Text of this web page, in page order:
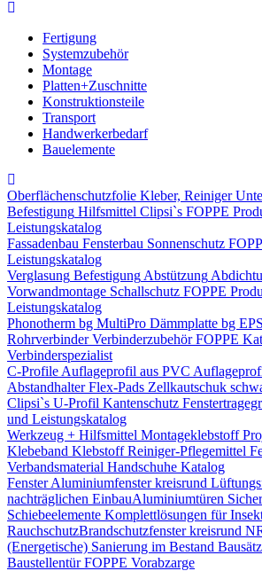
Fertigung
Systemzubehör
Montage
Platten+Zuschnitte
Konstruktionsteile
Transport
Handwerkerbedarf
Bauelemente
Oberflächenschutzfolie Kleber, Reiniger
Befestigung Hilfsmittel Clipsi`s FOPPE
Leistungskatalog
Fassadenbau Fensterbau Sonnenschutz
Leistungskatalog
Verglasung Befestigung Abstützung
Vorwandmontage Schallschutz FOPPE
Leistungskatalog
Phonotherm bg MultiPro Dämmplatte bg
Rohrverbinder Verbinderzubehör FOPPE
Verbinderspezialist
C-Profile Auflageprofil aus PVC
Abstandhalter Flex-Pads Zellkautschuk
Clipsi`s U-Profil Kantenschutz
und Leistungskatalog
Werkzeug + Hilfsmittel Montageklebstoff
Klebeband Klebstoff Reiniger-Pflegemittel
Verbandsmaterial Handschuhe Katalog
Fenster Aluminiumfenster kreisrund
nachträglichen Einbau​Aluminiumtüren
Schiebeelemente Komplettlösungen für
Rauchschutz​Brandschutzfenster kreisrund
(Energetische) Sanierung im Bestand
Baustellentür FOPPE Vorabzarge